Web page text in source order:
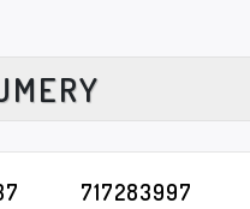
717283997